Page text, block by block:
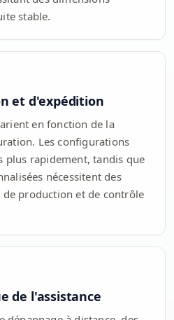
stable.
et d'expédition
en fonction de la
Les configurations
plus rapidement, tandis que
nécessitent des
de production et de contrôle
de l'assistance